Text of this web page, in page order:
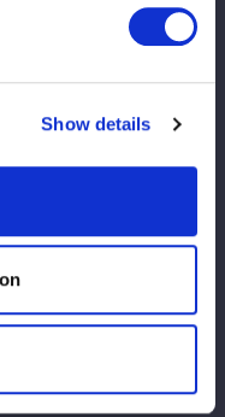
Show details